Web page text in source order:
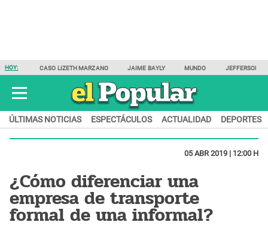
HOY: CASO LIZETH MARZANO JAIME BAYLY MUNDO JEFFERSON
ÚLTIMAS NOTICIAS ESPECTÁCULOS ACTUALIDAD DEPORTES
05 ABR 2019 | 12:00 H
¿Cómo diferenciar una
empresa de transporte
formal de una informal?